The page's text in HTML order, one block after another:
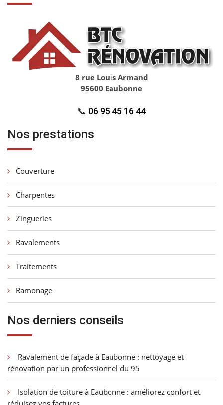
8 rue Louis Armand
95600 Eaubonne
📞 06 95 45 16 44
Nos prestations
Couverture
Charpentes
Zingueries
Ravalements
Traitements
Ramonage
Nos derniers conseils
Ravalement de façade à Eaubonne : nettoyage et
rénovation par un professionnel du 95
Isolation de toiture à Eaubonne : améliorez confort et
réduisez vos factures